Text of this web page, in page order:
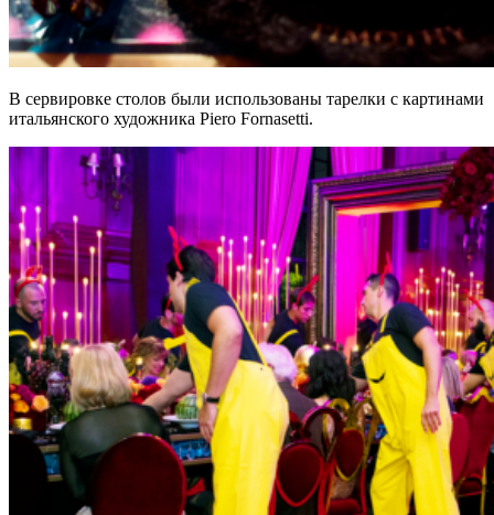
В сервировке столов были использованы тарелки с картинами
итальянского художника Piero Fornasetti.